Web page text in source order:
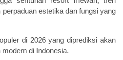
estetika dan fungsi yang
di 2026 yang diprediksi akan
di Indonesia.